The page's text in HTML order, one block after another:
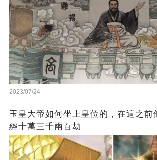
2023/07/24
玉皇大帝如何坐上皇位的，在這之前
經十萬三千兩百劫